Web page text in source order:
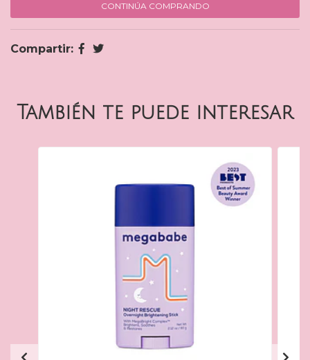
CONTINÚA COMPRANDO
Compartir:
También te puede interesar